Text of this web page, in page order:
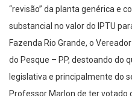
“revisão” da planta genérica e
substancial no valor do IPTU
Fazenda Rio Grande, o
do Pesque – PP, destoando do
legislativa e principalmente do
Professor Marlon de ter votado